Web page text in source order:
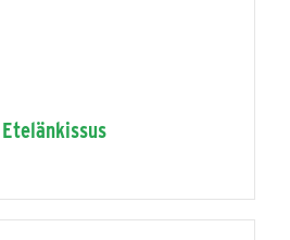
Etelänkissus